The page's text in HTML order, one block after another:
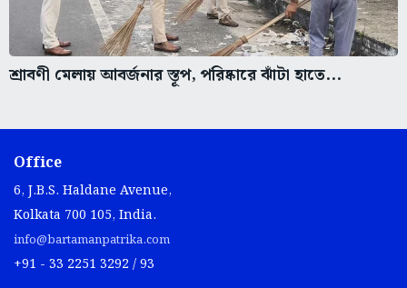
শ্রাবণী মেলায় আবর্জনার স্তূপ, পরিষ্কারে ঝাঁটা হাতে...
Office
6, J.B.S. Haldane Avenue,
Kolkata 700 105, India.
info@bartamanpatrika.com
+91 - 33 2251 3292 / 93